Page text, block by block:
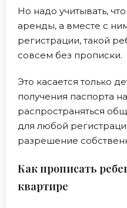
Но надо учитывать,
аренды, а вместе с
регистрации, такой
совсем без прописки.
Это касается только
получения паспорта
распространяться
для любой
разрешение
Как прописать
квартире